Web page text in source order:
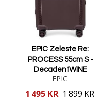
EPIC Zeleste Re:
PROCESS 55cm S -
DecadentWINE
EPIC
Reducerat
1 495 KR 1 899 KR